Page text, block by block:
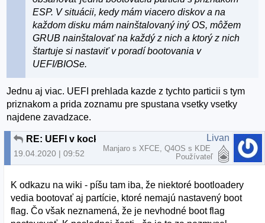
ESP. V situácii, kedy mám viacero diskov a na
každom disku mám nainštalovaný iný OS, môžem
GRUB nainštalovať na každý z nich a ktorý z nich
štartuje si nastaviť v poradí bootovania v
UEFI/BIOSe.
Jednu aj viac. UEFI prehlada kazde z tychto particii s tym
priznakom a prida zoznamu pre spustana vsetky vsetky
najdene zavadzace.
RE: UEFI v kocke pre BFU
19.04.2020 | 09:52
Livan
Manjaro s XFCE, Q4OS s KDE
Používateľ
K odkazu na wiki - píšu tam iba, že niektoré bootloadery
vedia bootovať aj partície, ktoré nemajú nastavený boot
flag. Čo však neznamená, že je nevhodné boot flag